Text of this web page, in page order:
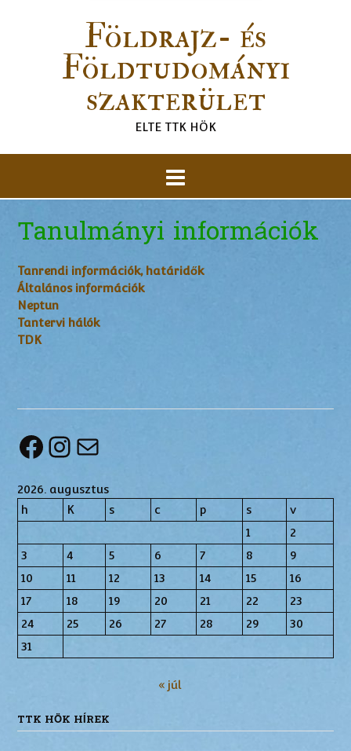
Földrajz- és
Földtudományi
szakterület
ELTE TTK HÖK
Tanulmányi információk
Tanrendi információk, határidők
Általános információk
Neptun
Tantervi hálók
TDK
Facebook
Instagram
Mail
2026. augusztus
h
K s c p s
v
1
2
3
4 5 6 7 8
9
10
11 12 13 14 15
16
17
18 19 20 21 22
23
24
25 26 27 28 29
30
31
« júl
TTK HÖK HÍREK